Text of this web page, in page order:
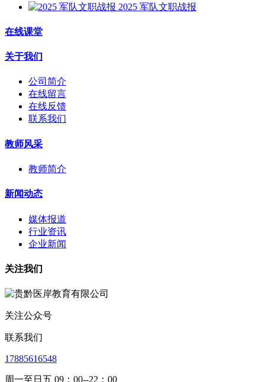
2025 军队文职战报
在线课堂
关于我们
公司简介
在线留言
在线反馈
联系我们
教师风采
教师简介
新闻动态
媒体报道
行业资讯
企业新闻
关注我们
关注公众号
联系我们
17885616548
周一至日五 09：00--22：00